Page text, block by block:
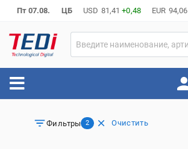
Пт 07.08. ЦБ USD 81,41 +0,48 EUR 94,06
Фильтры 2 Очистить